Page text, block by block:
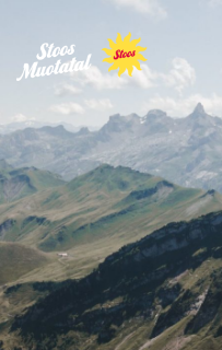
Region
Bergbahnen
Sommer